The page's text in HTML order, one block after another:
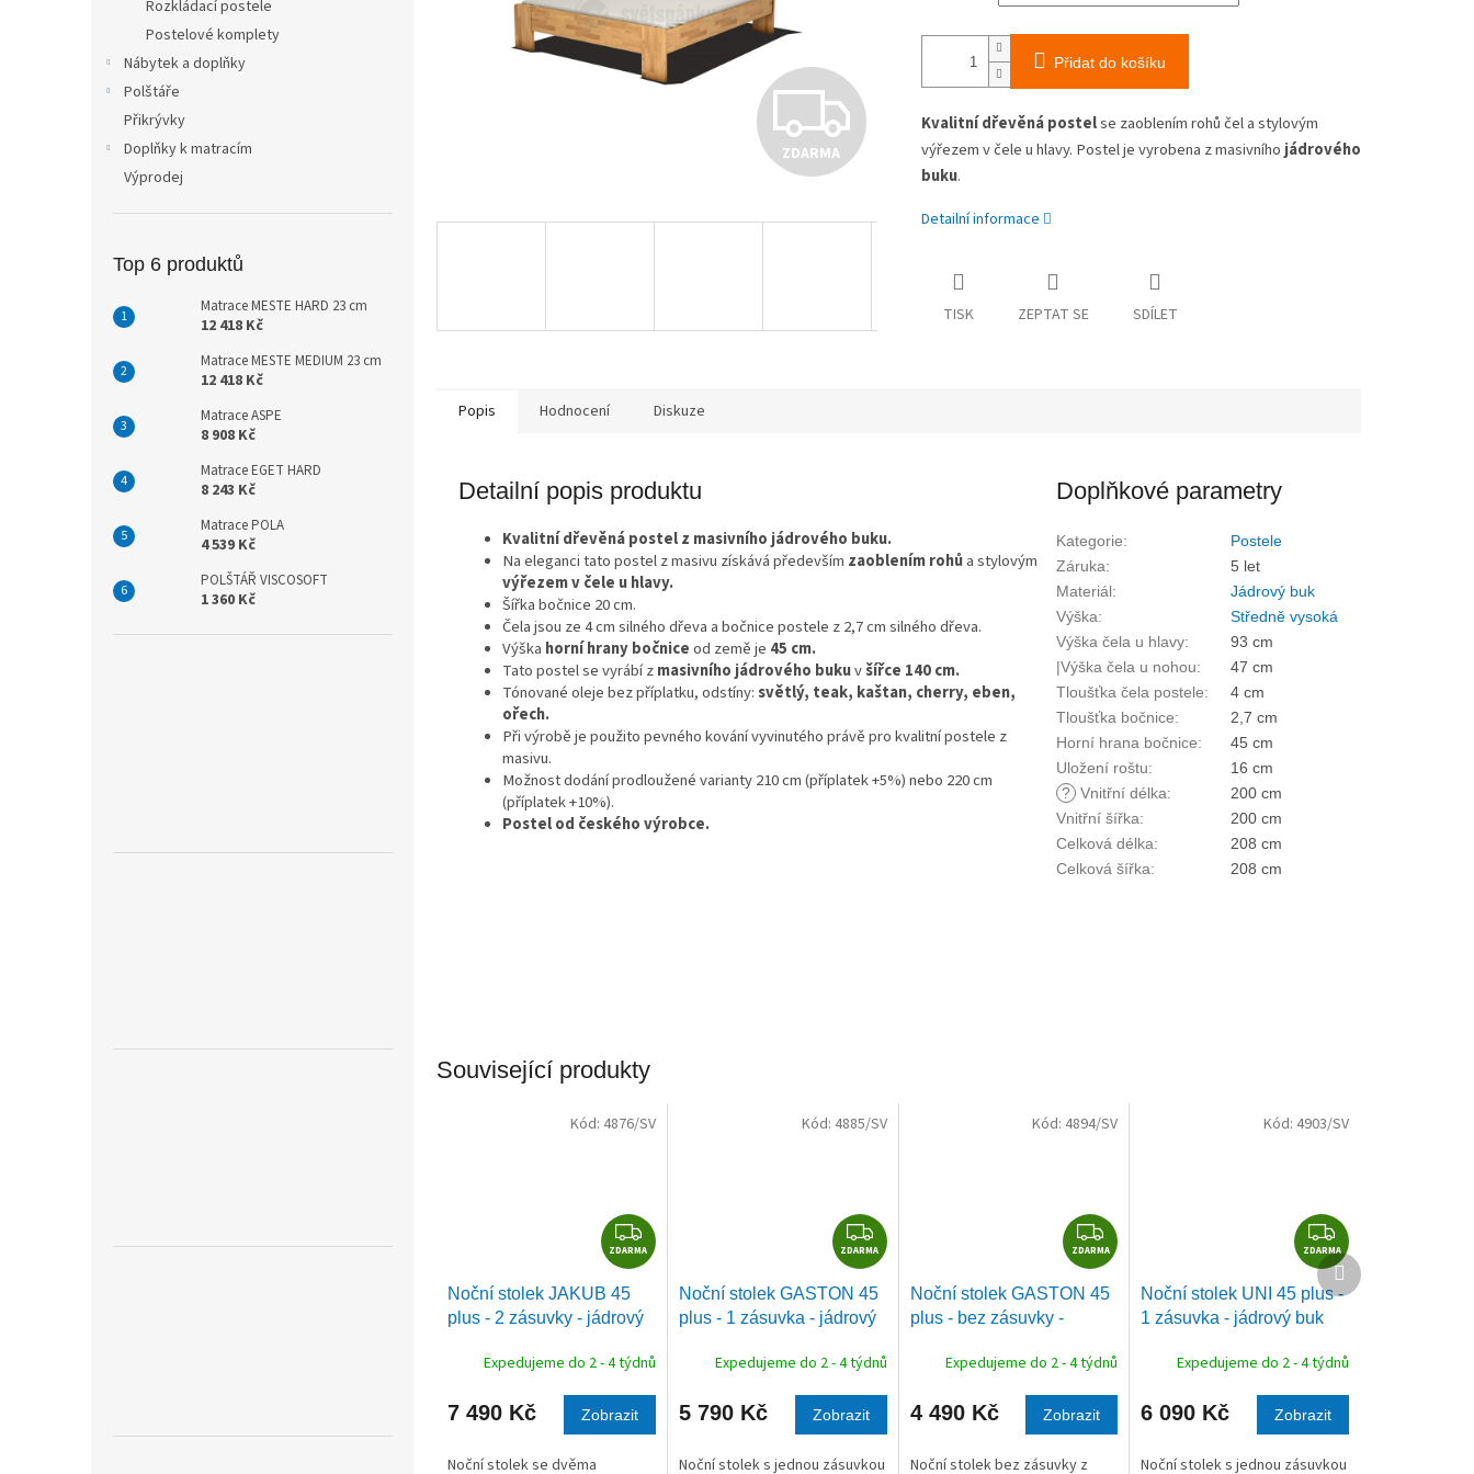
Rozkládací postele
Postelové komplety
Nábytek a doplňky
Polštáře
Přikrývky
Doplňky k matracím
Výprodej
Top 6 produktů
Matrace MESTE HARD 23 cm
12 418 Kč
Matrace MESTE MEDIUM 23 cm
12 418 Kč
Matrace ASPE
8 908 Kč
Matrace EGET HARD
8 243 Kč
Matrace POLA
4 539 Kč
POLŠTÁŘ VISCOSOFT
1 360 Kč
Z
D
R
ZDARMA
Přidat do košíku
Kvalitní dřevěná postelse zaoblením rohů čel a stylovým
výřezem v čele u hlavy. Postel je vyrobena z masivníhojádrového
buku.
Detailní informace
TISK ZEPTAT SE SDÍLET
Popis Hodnocení Diskuze
Detailní popis produktu
Kvalitní dřevěná postel z masivního jádrového buku.
Na eleganci tato postel z masivu získává především zaoblením rohůa stylovým
výřezem v čele u hlavy.
Šířka bočnice 20 cm.
Čela jsou ze 4 cm silného dřeva a bočnice postele z 2,7 cm silného dřeva.
Výška horní hrany bočniceod země je 45 cm.
Tato postel se vyrábí zmasivního jádrového bukuvšířce 140 cm.
Tónované oleje bez příplatku, odstíny:světlý, teak, kaštan, cherry, eben,
ořech.
Při výrobě je použito pevného kování vyvinutého právě pro kvalitní postele z
masivu.
Možnost dodání prodloužené varianty 210 cm (příplatek +5%) nebo 220 cm
(příplatek +10%).
Postel od českého výrobce.
Doplňkové parametry
Kategorie:
Postele
Záruka:
5 let
Materiál:
Jádrový buk
Výška:
Středně vysoká
Výška čela u hlavy:
93 cm
|Výška čela u nohou:
47 cm
Tloušťka čela postele:
4 cm
Tloušťka bočnice:
2,7 cm
Horní hrana bočnice:
45 cm
Uložení roštu:
16 cm
? Vnitřní délka:
200 cm
Vnitřní šířka:
200 cm
Celková délka:
208 cm
Celková šířka: 208 cm
Související produkty
Z
D
R
A
ZDARMA
Noční stolek JAKUB 45
plus - 2 zásuvky - jádrový
Expedujeme do 2 - 4 týdnů
7 490 Kč Zobrazit
Noční stolek se dvěma
Kód: 4876/SV
Z
D
A
R
A
ZDARMA
Noční stolek GASTON 45
plus - 1 zásuvka - jádrový
Expedujeme do 2 - 4 týdnů
5 790 Kč Zobrazit
Noční stolek s jednou zásuvkou
Kód: 4885/SV
Z
D
A
A
ZDARMA
Noční stolek GASTON 45
plus - bez zásuvky -
Expedujeme do 2 - 4 týdnů
4 490 Kč Zobrazit
Noční stolek bez zásuvky z
Kód: 4894/SV
Z
D
A
A
ZDARMA
Noční stolek UNI 45 plus -
1 zásuvka - jádrový buk
Expedujeme do 2 - 4 týdnů
6 090 Kč Zobrazit
Noční stolek s jednou zásuvkou
Kód: 4903/SV
Další
produkt